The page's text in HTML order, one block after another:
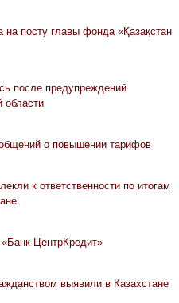
посту главы фонда «Қазақстан
после предупреждений
области
о повышении тарифов
к ответственности по итогам
ЦентрКредит»
выявили в Казахстане